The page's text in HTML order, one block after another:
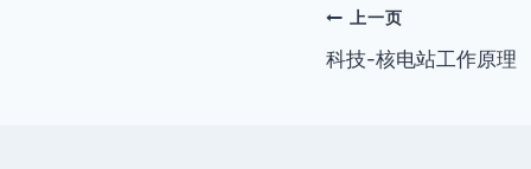
文
章
上一页
科技-核电站工作原理